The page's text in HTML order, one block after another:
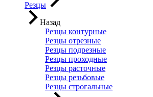
Резцы
Назад
Резцы контурные
Резцы отрезные
Резцы подрезные
Резцы проходные
Резцы расточные
Резцы резьбовые
Резцы строгальные